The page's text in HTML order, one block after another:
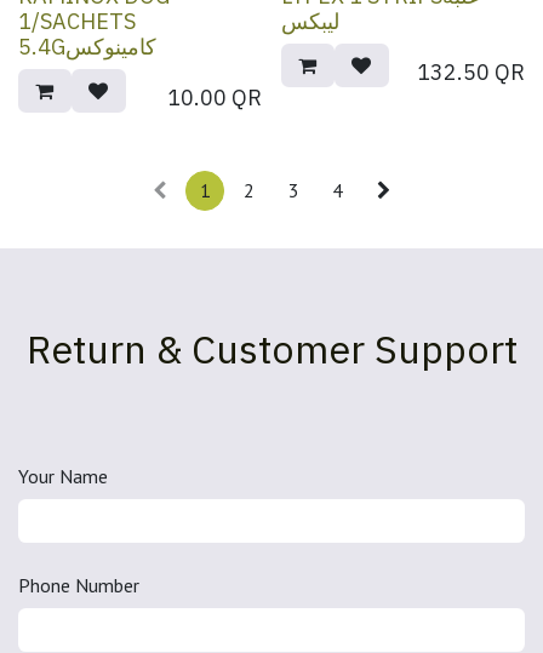
1/SACHETS
5.4Gكامينوكس
10.00 QR
ليبكس
132.50 QR
1 2 3 4
Return & Customer Support
Your Name
Phone Number